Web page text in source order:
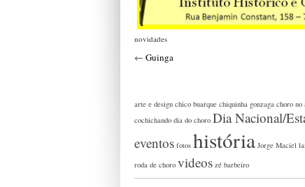
novidades
← Guinga
arte e design chico buarque chiquinha gonzaga choro no
cochichando dia do choro Dia Nacional/
eventos fotos história Jorge Maciel
roda de choro videos zé barbeiro